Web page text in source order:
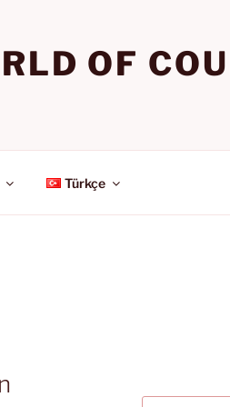
OF
Türkçe